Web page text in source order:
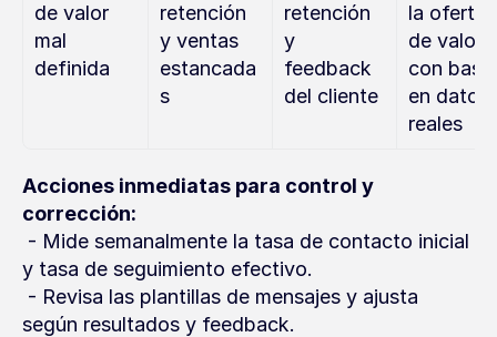
de valor
mal
definida
retención
y ventas
estancada
s
retención
y
feedback
del cliente
la oferta
de valor
con base
en datos
reales
Acciones inmediatas para control y
corrección:
y tasa de seguimiento efectivo.
según resultados y feedback.